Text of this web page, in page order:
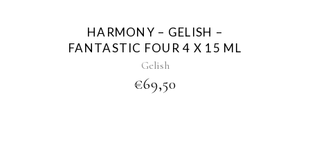
HARMONY – GELISH –
FANTASTIC FOUR 4 X 15 ML
Gelish
€69,50